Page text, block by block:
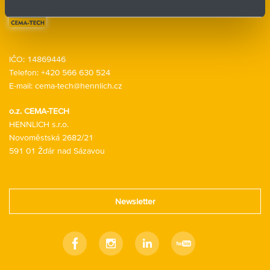
o.z. CEMA-TECH
HENNLICH s.r.o.
Novoměstská 2682/21
591 01 Žďár nad Sázavou
IČO: 14869446
Telefon: +420 566 630 524
E-mail: cema-tech@hennlich.cz
FacebookInstagramLinkedin Youtube
Newsletter